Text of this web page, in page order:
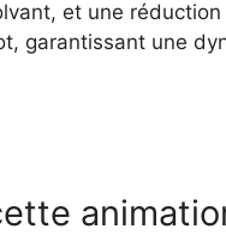
et une
garantissant une